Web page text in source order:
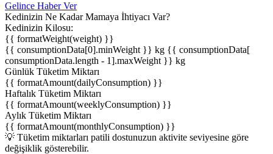
Gelince Haber Ver
Kedinizin Ne Kadar Mamaya İhtiyacı Var?
Kedinizin Kilosu:
{{ formatWeight(weight) }}
{{ consumptionData[0].minWeight }} kg {{ consumptionData[
consumptionData.length - 1].maxWeight }} kg
Günlük Tüketim Miktarı
{{ formatAmount(dailyConsumption) }}
Haftalık Tüketim Miktarı
{{ formatAmount(weeklyConsumption) }}
Aylık Tüketim Miktarı
{{ formatAmount(monthlyConsumption) }}
💡 Tüketim miktarları patili dostunuzun aktivite seviyesine göre
değişiklik gösterebilir.